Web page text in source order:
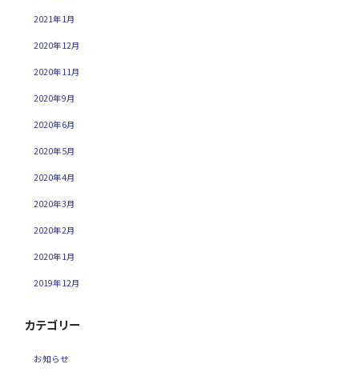
2021年1月
2020年12月
2020年11月
2020年9月
2020年6月
2020年5月
2020年4月
2020年3月
2020年2月
2020年1月
2019年12月
カテゴリー
お知らせ